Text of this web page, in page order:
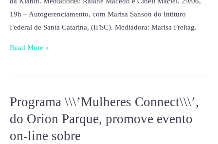
19h – Autogerenciamento, com Marisa Sanson do Intituro
Federal de Santa Catarina, (IFSC). Mediadora: Marisa Freitag.
Read More »
Programa \\\’Mulheres Connect\\\’,
do Orion Parque, promove evento
on-line sobre
Programa
\\\’Mulheres
Connect\\\’,
do